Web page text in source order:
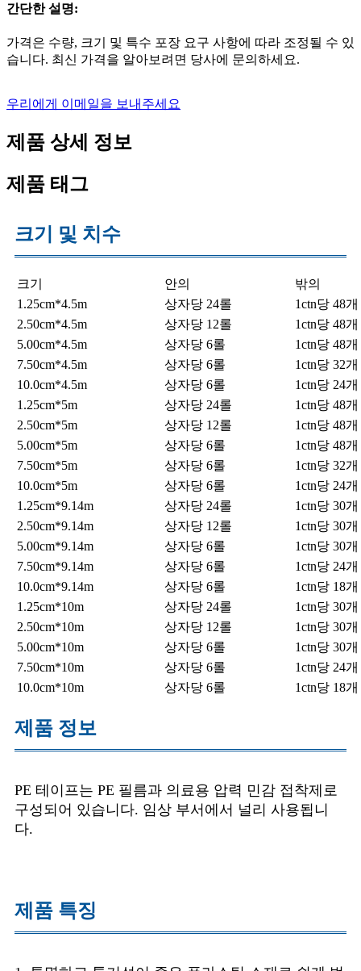
간단한 설명:
가격은 수량, 크기 및 특수 포장 요구 사항에 따라 조정될 수 있
습니다. 최신 가격을 알아보려면 당사에 문의하세요.
우리에게 이메일을 보내주세요
제품 상세 정보
제품 태그
크기 및 치수
크기 안의
밖의
1.25cm*4.5m
상자당 24롤
1ctn당 48
2.50cm*4.5m
상자당 12롤
1ctn당 48
5.00cm*4.5m
상자당 6롤
1ctn당 48
7.50cm*4.5m
상자당 6롤
1ctn당 32
10.0cm*4.5m
상자당 6롤
1ctn당 24
1.25cm*5m
상자당 24롤
1ctn당 48
2.50cm*5m
상자당 12롤
1ctn당 48
5.00cm*5m
상자당 6롤
1ctn당 48
7.50cm*5m
상자당 6롤
1ctn당 32
10.0cm*5m
상자당 6롤
1ctn당 24
1.25cm*9.14m
상자당 24롤
1ctn당 30
2.50cm*9.14m
상자당 12롤
1ctn당 30
5.00cm*9.14m
상자당 6롤
1ctn당 30
7.50cm*9.14m
상자당 6롤
1ctn당 24
10.0cm*9.14m
상자당 6롤
1ctn당 18
1.25cm*10m
상자당 24롤
1ctn당 30
2.50cm*10m
상자당 12롤
1ctn당 30
5.00cm*10m
상자당 6롤
1ctn당 30
7.50cm*10m
상자당 6롤
1ctn당 24
10.0cm*10m
상자당 6롤 1ctn당 18
제품 정보
PE 테이프는 PE 필름과 의료용 압력 민감 접착제로
구성되어 있습니다. 임상 부서에서 널리 사용됩니
다.
제품 특징